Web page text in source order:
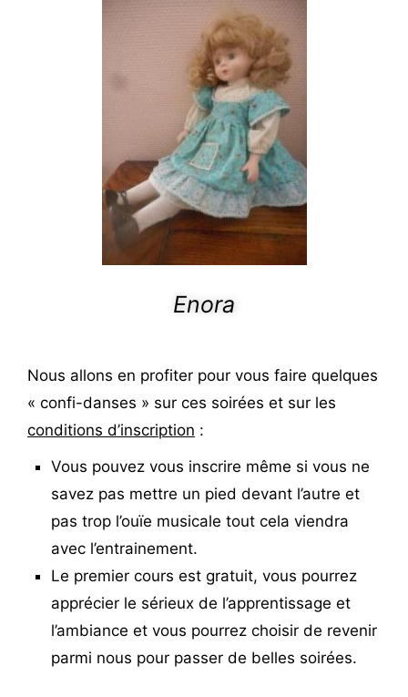
Enora
Nous allons en profiter pour vous faire quelques
« confi-danses » sur ces soirées et sur les
conditions d’inscription :
Vous pouvez vous inscrire même si vous ne
savez pas mettre un pied devant l’autre et
pas trop l’ouïe musicale tout cela viendra
avec l’entrainement.
Le premier cours est gratuit, vous pourrez
apprécier le sérieux de l’apprentissage et
l’ambiance et vous pourrez choisir de revenir
parmi nous pour passer de belles soirées.